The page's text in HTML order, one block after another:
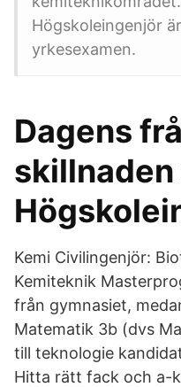
Högskoleingenjör
yrkesexamen.
Dagens
skillnaden
Kemi Civilingenjör:
Kemiteknik
från gymnasiet,
Matematik 3b (dvs
till teknologie
Hitta rätt fack och a-